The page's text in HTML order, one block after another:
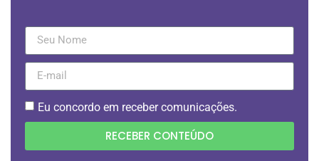
Eu concordo em receber comunicações.
RECEBER CONTEÚDO